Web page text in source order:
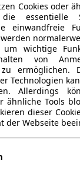
Cookies oder
essentielle
einwandfreie
um wichtige
von
zu ermöglichen.
Technologien
Allerdings
ähnliche Tools
dieser
der Webseite